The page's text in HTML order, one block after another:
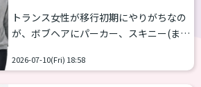
いえない」かを判定するWebアプリケー
ション。 ピッチだけではなく、フォルマ
ント（声の共鳴: 響き方に影響する）を考
慮する。 ...
トランス女性が移行初期にやりがちなの
が、ボブヘアにパーカー、スキニー(また
これ、実は相当難しい。中性、ナチュ
2026-07-10(Fri) 18:58